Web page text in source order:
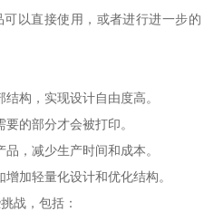
以直接使用，或者进行进一步的
构，实现设计自由度高。
的部分才会被打印。
，减少生产时间和成本。
加轻量化设计和优化结构。
战，包括：